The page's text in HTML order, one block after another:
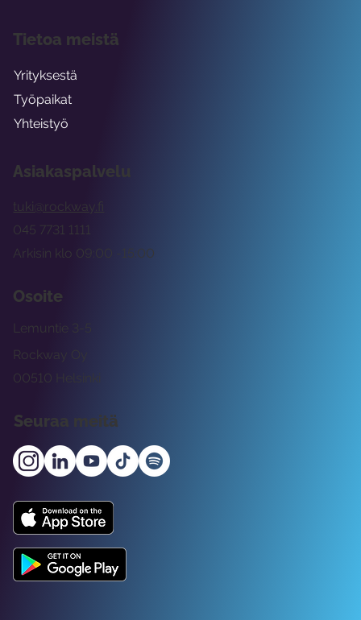
Asiakaspalvelu
tuki@rockway.fi
Arkisin klo 09:00 -15:00
045 7731 1111
Osoite
Rockway Oy
Lemuntie 3-5
00510 Helsinki
Seuraa meitä
Tietoa meistä
Yrityksestä
Työpaikat
Yhteistyö